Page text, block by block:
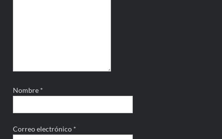
Nombre *
Correo electrónico *